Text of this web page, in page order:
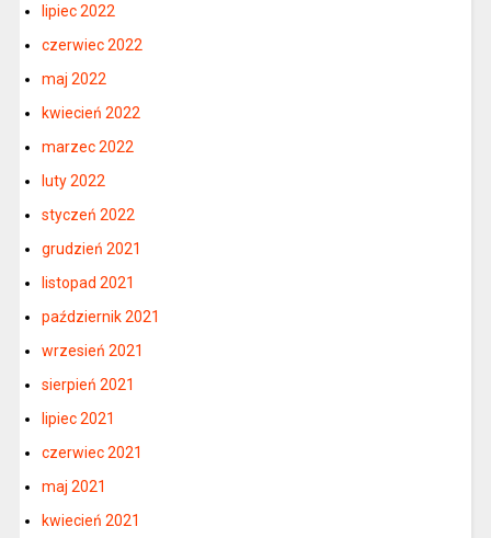
lipiec 2022
czerwiec 2022
maj 2022
kwiecień 2022
marzec 2022
luty 2022
styczeń 2022
grudzień 2021
listopad 2021
październik 2021
wrzesień 2021
sierpień 2021
lipiec 2021
czerwiec 2021
maj 2021
kwiecień 2021